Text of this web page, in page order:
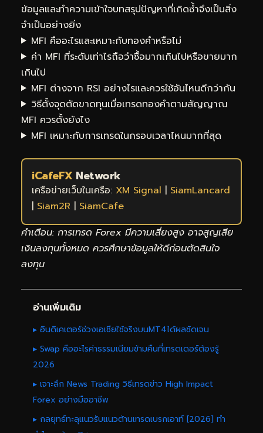
ข้อมูลและทำความเข้าใจบทสรุปปัญหาที่เกิดซ้ำจึงเป็นสิ่ง
จำเป็นอย่างยิ่ง
MFI คืออะไรและเหมาะกับทองคำหรือไม่
ค่า MFI ที่ระดับเท่าไรถือว่าซื้อมากเกินไปหรือขายมาก
เกินไป
MFI ต่างจาก RSI อย่างไรและควรใช้อันไหนดีกว่ากัน
วิธีตั้งจุดตัดขาดทุนเมื่อเทรดทองคำตามสัญญาณ
MFI ควรตั้งยังไง
MFI เหมาะกับการเทรดในกรอบเวลาไหนมากที่สุด
iCafeFX Network
เครือข่ายเว็บในเครือ: XM Signal | SiamLancard
| Siam2R | SiamCafe
คำเตือน: การเทรด Forex มีความเสี่ยงสูง อาจสูญเสีย
เงินลงทุนทั้งหมด ควรศึกษาข้อมูลให้ดีก่อนตัดสินใจ
ลงทุน
อ่านเพิ่มเติม
▸ อินดิเคเตอร์ช่วงเอเชียใช้จริงบนMT4ได้ผลชัดเจน
▸ Swap คืออะไรค่าธรรมเนียมข้ามคืนที่เทรดเดอร์ต้องรู้
2026
▸ เจาะลึก News Trading วิธีเทรดข่าว High Impact
Forex อย่างมืออาชีพ
▸ กลยุทธ์ทะลุแนวรับแนวต้านเทรดเบรกเอาท์ [2026] ทำ